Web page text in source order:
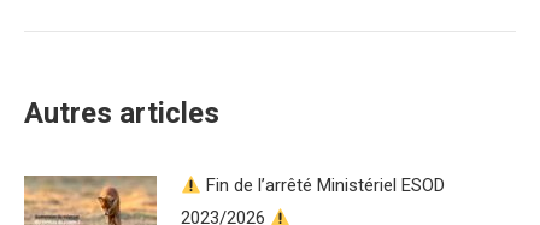
Autres articles
Fin de l’arrêté Ministériel ESOD
2023/2026